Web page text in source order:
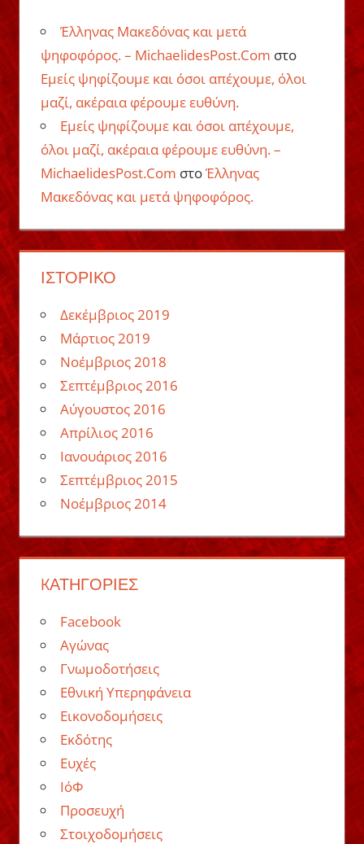
Έλληνας Μακεδόνας και μετά
ψηφοφόρος. – MichaelidesPost.Com στο
Εμείς ψηφίζουμε και όσοι απέχουμε, όλοι
μαζί, ακέραια φέρουμε ευθύνη.
Εμείς ψηφίζουμε και όσοι απέχουμε,
όλοι μαζί, ακέραια φέρουμε ευθύνη. –
MichaelidesPost.Com στοΈλληνας
Μακεδόνας και μετά ψηφοφόρος.
ΙΣΤΟΡΙΚΌ
Δεκέμβριος 2019
Μάρτιος 2019
Νοέμβριος 2018
Σεπτέμβριος 2016
Αύγουστος 2016
Απρίλιος 2016
Ιανουάριος 2016
Σεπτέμβριος 2015
Νοέμβριος 2014
KΑΤΗΓΟΡΊΕΣ
Facebook
Αγώνας
Γνωμοδοτήσεις
Εθνική Υπερηφάνεια
Εικονοδομήσεις
Εκδότης
Ευχές
ΙόΦ
Προσευχή
Στοιχοδομήσεις